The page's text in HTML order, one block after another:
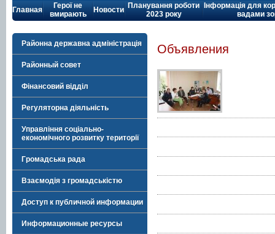
Главная
Герої не
вмирають
Новости Планування роботи
2023 року
Інформація для
вадами
Районна державна адміністрація
Районный совет
Фінансовий відділ
Регуляторна діяльність
Управління соціально-
економічного розвитку території
Громадська рада
Взаємодія з громадськістю
Доступ к публичной информации
Информационные ресурсы
Объявления